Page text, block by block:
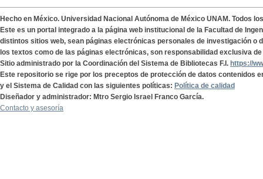
Hecho en México. Universidad Nacional Autónoma de México UNAM. Todos
Este es un portal integrado a la página web institucional de la Facultad de
distintos sitios web, sean páginas electrónicas personales de investigación o
los textos como de las páginas electrónicas, son responsabilidad exclusiva
Sitio administrado por la Coordinación del Sistema de Bibliotecas F.I. https://
Este repositorio se rige por los preceptos de protección de datos contenidos
y el Sistema de Calidad con las siguientes políticas: Política de calidad
Diseñador y administrador: Mtro Sergio Israel Franco García.
Contacto y asesoría